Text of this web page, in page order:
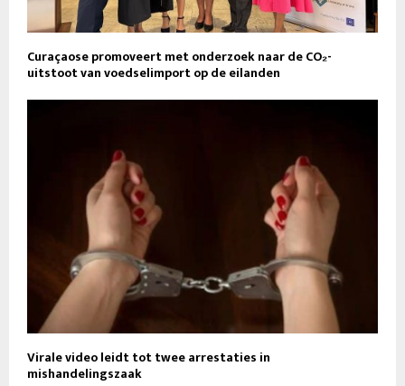
Curaçaose promoveert met onderzoek naar de CO₂-
uitstoot van voedselimport op de eilanden
Virale video leidt tot twee arrestaties in
mishandelingszaak